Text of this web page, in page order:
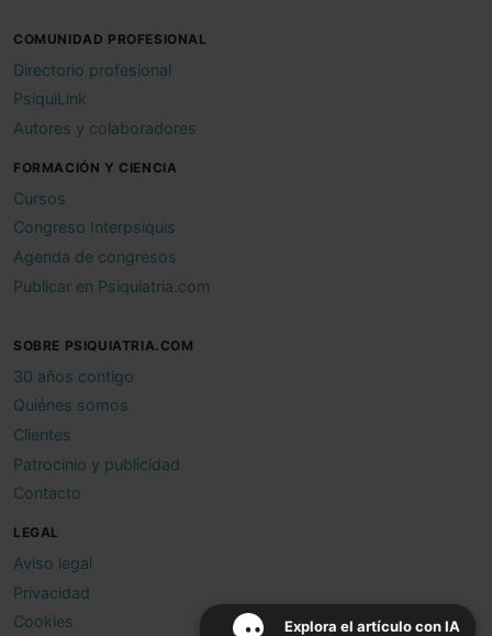
Explora el artículo con IA
COMUNIDAD PROFESIONAL
Directorio profesional
PsiquiLink
Autores y colaboradores
FORMACIÓN Y CIENCIA
Cursos
Congreso Interpsiquis
Agenda de congresos
Publicar en Psiquiatria.com
SOBRE PSIQUIATRIA.COM
30 años contigo
Quiénes somos
Clientes
Patrocinio y publicidad
Contacto
LEGAL
Aviso legal
Privacidad
Cookies